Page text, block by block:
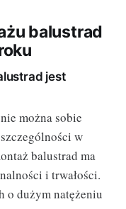
balustrad
jest
można sobie
w
balustrad ma
i trwałości.
o dużym natężeniu